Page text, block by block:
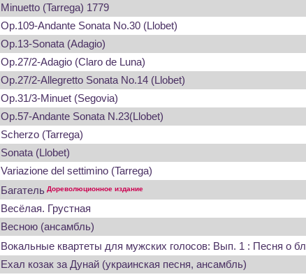
Minuetto (Tarrega) 1779
Op.109-Andante Sonata No.30 (Llobet)
Op.13-Sonata (Adagio)
Op.27/2-Adagio (Claro de Luna)
Op.27/2-Allegretto Sonata No.14 (Llobet)
Op.31/3-Minuet (Segovia)
Op.57-Andante Sonata N.23(Llobet)
Scherzo (Tarrega)
Sonata (Llobet)
Variazione del settimino (Tarrega)
Багатель Дореволюционное издание
Весёлая. Грустная
Весною (ансамбль)
Вокальные квартеты для мужских голосов: Вып. 1 : Песня о
Ехал козак за Дунай (украинская песня, ансамбль)